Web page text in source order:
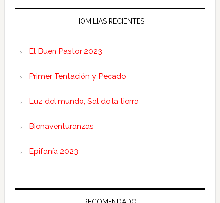
HOMILIAS RECIENTES
El Buen Pastor 2023
Primer Tentación y Pecado
Luz del mundo, Sal de la tierra
Bienaventuranzas
Epifanía 2023